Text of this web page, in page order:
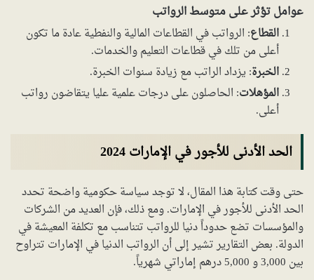
عوامل تؤثر على متوسط الرواتب
القطاع: الرواتب في القطاعات المالية والنفطية عادة ما تكون
أعلى من تلك في قطاعات التعليم والخدمات.
الخبرة: يزداد الراتب مع زيادة سنوات الخبرة.
المؤهلات: الحاصلون على درجات علمية عليا يتقاضون رواتب
أعلى.
الحد الأدنى للأجور في الإمارات 2024
حتى وقت كتابة هذا المقال، لا توجد سياسة حكومية واضحة تحدد
الحد الأدنى للأجور في الإمارات. ومع ذلك، فإن العديد من الشركات
والمؤسسات تضع حدوداً دنيا للرواتب تتناسب مع تكلفة المعيشة في
الدولة. بعض التقارير تشير إلى أن الرواتب الدنيا في الإمارات تتراوح
بين 3,000 و 5,000 درهم إماراتي شهرياً.